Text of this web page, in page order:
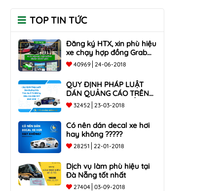
TOP TIN TỨC
Đăng ký HTX, xin phù hiệu
xe chạy hợp đồng Grab
taxi, Xe Du Lịch Tại Hồ Chí
Minh Giá Rẻ
40969 24-06-2018
QUY ĐỊNH PHÁP LUẬT
DÁN QUẢNG CÁO TRÊN
XE Ô TÔ NHỮNG ĐIỀU
CẦN BIẾT mới nhất 2018
???
32452 23-03-2018
Có nên dán decal xe hơi
hay không ?????
28251 22-01-2018
Dịch vụ làm phù hiệu tại
Đà Nẵng tốt nhất
27404 03-09-2018